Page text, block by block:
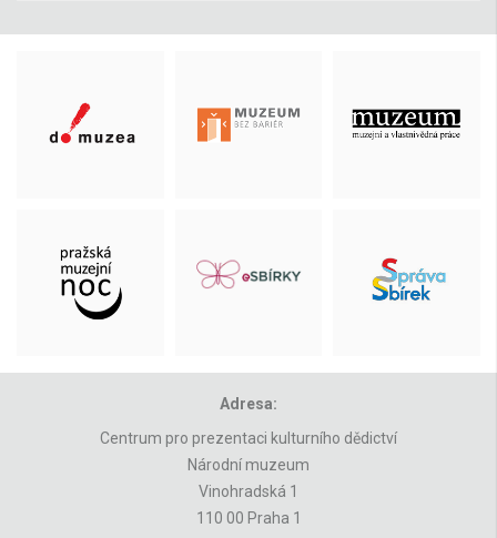
Adresa:
Centrum pro prezentaci kulturního dědictví
Národní muzeum
Vinohradská 1
110 00 Praha 1